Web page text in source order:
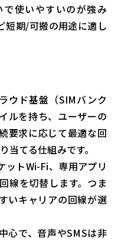
使いやすいのが強み
短期/可搬の用途に適し
ウド基盤（SIMバンク
ルを持ち、ユーザーの
要求に応じて最適な回
てる仕組みです。
ットWi-Fi、専用アプリ
線を切替します。つま
いキャリアの回線が選
心で、音声やSMSは非